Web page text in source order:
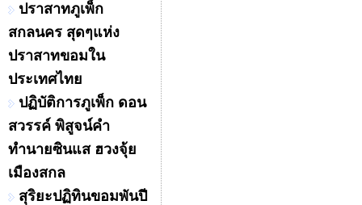
ปราสาทภูเพ็ก
สกลนคร สุดๆแห่ง
ปราสาทขอมใน
ประเทศไทย
ปฏิบัติการภูเพ็ก ดอน
สวรรค์ พิสูจน์คำ
ทำนายซินแส ฮวงจุ้ย
เมืองสกล
สุริยะปฏิทินขอมพันปี